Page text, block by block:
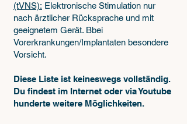
(tVNS): Elektronische Stimulation nur
nach ärztlicher Rücksprache und mit
geeignetem Gerät. Bbei
Vorerkrankungen/Implantaten besondere
Vorsicht.
Diese Liste ist keineswegs vollständig.
Du findest im Internet oder via Youtube
hunderte weitere Möglichkeiten.